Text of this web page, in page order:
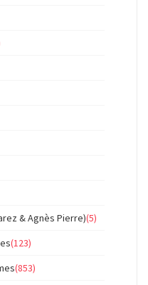
& Agnès Pierre)(5)
(123)
(853)